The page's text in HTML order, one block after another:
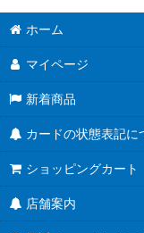
ホーム
マイページ
新着商品
カードの状態表記に
ショッピングカート
店舗案内